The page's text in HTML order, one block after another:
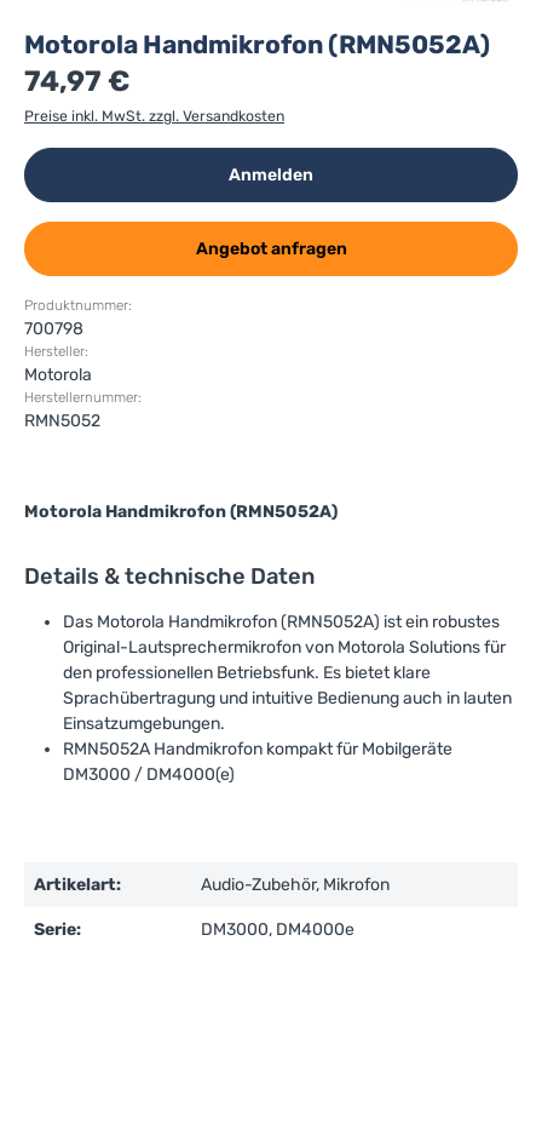
Motorola Handmikrofon (RMN5052A)
74,97 €
Preise inkl. MwSt. zzgl. Versandkosten
Anmelden
Angebot anfragen
Produktnummer:
700798
Hersteller:
Motorola
Herstellernummer:
RMN5052
Motorola Handmikrofon (RMN5052A)
Details & technische Daten
Das Motorola Handmikrofon (RMN5052A) ist ein robustes
Original-Lautsprechermikrofon von Motorola Solutions für
den professionellen Betriebsfunk. Es bietet klare
Sprachübertragung und intuitive Bedienung auch in lauten
Einsatzumgebungen.
RMN5052A Handmikrofon kompakt für Mobilgeräte
DM3000 / DM4000(e)
Artikelart: Audio-Zubehör, Mikrofon
Serie: DM3000, DM4000e